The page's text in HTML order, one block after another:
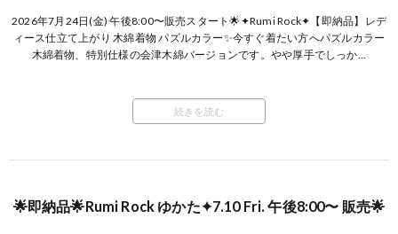
2026年7月24日(金) 午後8:00〜販売スタート🌟✦Rumi Rock✦【即納品】レデ
ィース仕立て上がり 木綿着物 パズルカラー✨今すぐ着たい方へパズルカラー
木綿着物、特別仕様の会津木綿バージョンです。やや厚手でしっか...
続きを読む
🌟即納品🌟Rumi Rock ゆかた✦7.10 Fri. 午後8:00〜 販売🌟